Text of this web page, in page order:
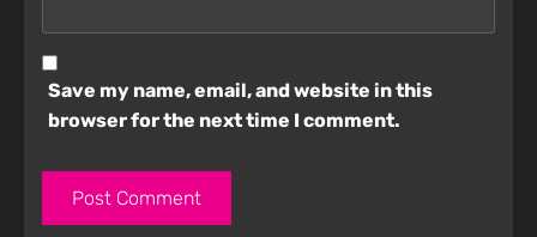
Save my name, email, and website in this
browser for the next time I comment.